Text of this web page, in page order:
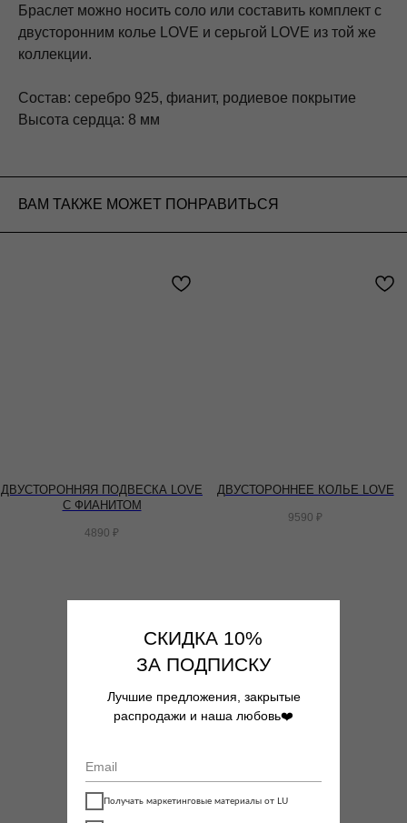
Браслет можно носить соло или составить комплект с
двусторонним колье LOVE и серьгой LOVE из той же
коллекции.
Состав: серебро 925, фианит, родиевое покрытие
Высота сердца: 8 мм
ВАМ ТАКЖЕ МОЖЕТ ПОНРАВИТЬСЯ
ДВУСТОРОННЯЯ ПОДВЕСКА LOVE
С ФИАНИТОМ
4890 ₽
ДВУСТОРОННЕЕ КОЛЬЕ LOVE
9590 ₽
СКИДКА 10%
ЗА ПОДПИСКУ
Лучшие предложения, закрытые
распродажи и наша любовь❤️
Получать маркетинговые материалы от LU